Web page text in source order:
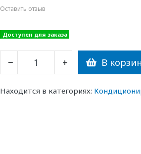
Оставить отзыв
Доступен для заказа
− + В
Находится в категориях: